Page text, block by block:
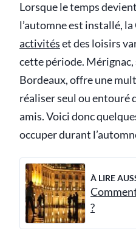
Lorsque le temps
l’automne est installé, la
activitéset des loisirs
cette période.
Bordeaux, offre une
réaliser seul ou entouré
amis. Voici donc
occuper durant
À LIRE
?